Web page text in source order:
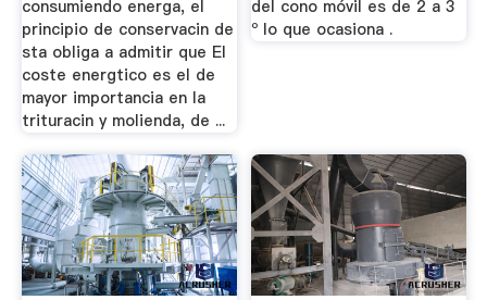
consumiendo energa, el
principio de conservacin de
sta obliga a admitir que El
coste energtico es el de
mayor importancia en la
trituracin y molienda, de ...
del cono móvil es de 2 a 3
º lo que ocasiona .